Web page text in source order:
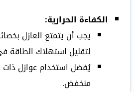
الكفاءة الحرارية:
يجب أن يتمتع العازل
لتقليل استهلاك الطاقة
يُفضل استخدام عوازل
منخفض.